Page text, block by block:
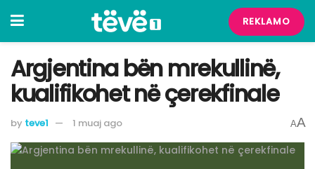
REKLAMO
Argjentina bën mrekullinë,
kualifikohet në çerekfinale
by teve1 1 muaj ago AA